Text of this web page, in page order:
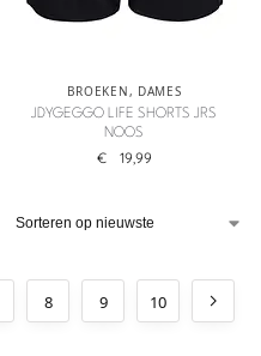
BROEKEN, DAMES
JDYGEGGO LIFE SHORTS JRS
NOOS
€ 19,99
8 9 10